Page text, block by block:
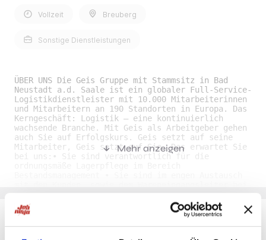
Vollzeit Breuberg
Sonstige Dienstleistungen
ÜBER UNS Die Geis Gruppe mit Stammsitz in Bad
Neustadt a.d. Saale ist ein globaler Full-Service-
Logistikdienstleister mit 10.000 Mitarbeiterinnen
und Mitarbeitern an 190 Standorten in Europa. Das
Kerngeschäft: Logistik – eine kontinuierlich
wachsende Branche. Mit Geis als Arbeitgeber gehen
auch Sie auf Erfolgskurs. Geis setzt auf seine
Mitarbeiter, Geis setzt auf Sie. Das erwartet Sie
bei uns:• Sie sind verantwortlich für die
Abweichungen und Klärfällen beim
Einlagerungsprozess • Sie reporten die
tagesaktuellen Bestandsmeldungen an den Kunden und
Mehr anzeigen